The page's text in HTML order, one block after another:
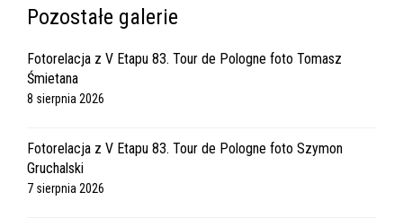
Pozostałe galerie
Fotorelacja z V Etapu 83. Tour de Pologne foto Tomasz
Śmietana
8 sierpnia 2026
Fotorelacja z V Etapu 83. Tour de Pologne foto Szymon
Gruchalski
7 sierpnia 2026